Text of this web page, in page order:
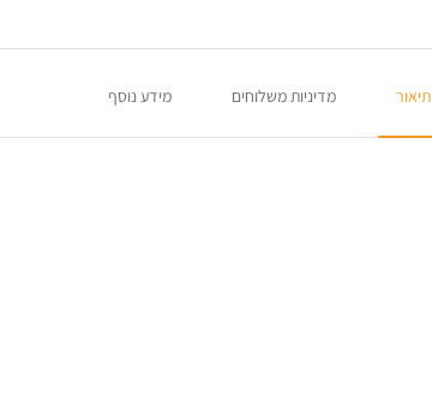
תיאור מדיניות משלוחים מידע נוסף